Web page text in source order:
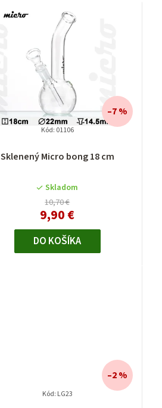
Sklenený Micro bong 18 cm
Skladom
10,70 €
9,90 €
–7 %
DO KOŠÍKA
Kód: 01106
–2 %
Kód: LG23